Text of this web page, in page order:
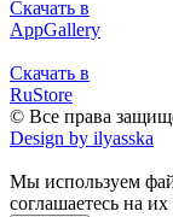
Скачать в
AppGallery
Скачать в
RuStore
© Все права
Design by ilyasska
Мы используем
соглашаетесь на